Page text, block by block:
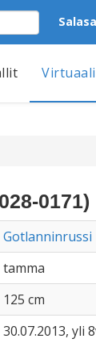
0171)
Gotlanninrussi
tamma
125 cm
30.07.2013, yli